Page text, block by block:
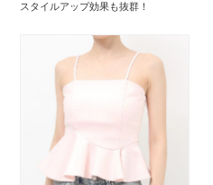
スタイルアップ効果も抜群！